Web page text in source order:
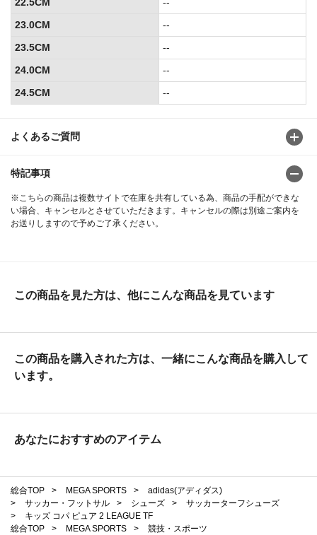
よくあるご質問
特記事項
※こちらの商品は複数サイトで在庫を共有している為、商品の手配ができな
い場合、キャンセルとさせていただきます。キャンセルの際は別途ご案内を
お送りしますので予めご了承ください。
23.0CM
--
23.5CM
--
24.0CM
--
24.5CM
--
この商品を見た方は、他にこんな商品を見ています
この商品を購入された方は、一緒にこんな商品を購入して
います。
あなたにおすすめのアイテム
総合TOP > MEGA SPORTS >
adidas(アディダス)
>
サッカー・フットサル > シューズ >
サッカーターフシューズ
>
キッズ コパ ピュア 2 LEAGUE TF
総合TOP
> MEGA SPORTS >
競技・スポーツ